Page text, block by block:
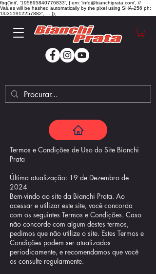
fbq('init', '195895840776833', { em: 'info@bianchiprata.com', //
Values will be hashed automatically by the pixel using SHA-256 ph:
'00351912257882', ... });
Termos e Condições de Uso do Site Bianchi
Prata
Última atualização: 19 de Dezembro de
2024
Bem-vindo ao site da Bianchi Prata. Ao
acessar e utilizar este site, você concorda
com os seguintes Termos e Condições. Caso
não concorde com algum destes termos,
pedimos que não utilize o site. Estes Termos e
Condições podem ser atualizados
periodicamente, e recomendamos que você
os consulte regularmente.